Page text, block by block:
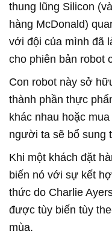
thung lũng Silicon
hàng McDonald)
với đội của mình đã
cho phiên bản robot
Con robot này sở
thành phần thực
khác nhau hoặc
người ta sẽ bổ sung
Khi một khách đặt
biến nó với sự kết
thức do Charlie
được tùy biến tùy
mùa.